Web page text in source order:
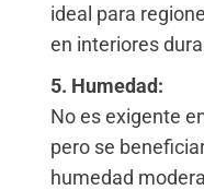
ideal para
en interiores
5. Humedad:
No es exigente
pero se
humedad